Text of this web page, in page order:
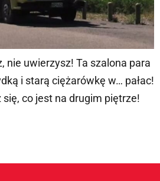
nie uwierzysz! Ta szalona para
i starą ciężarówkę w… pałac!
co jest na drugim piętrze!